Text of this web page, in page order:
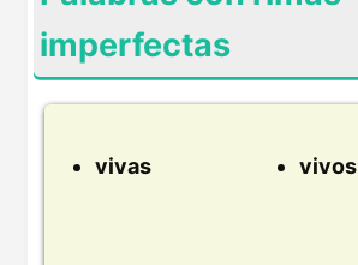
imperfectas
vivas vivos